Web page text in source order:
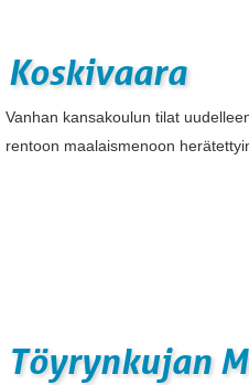
Koskivaara
Vanhan kansakoulun tilat
rentoon maalaismenoon
Töyrynkujan